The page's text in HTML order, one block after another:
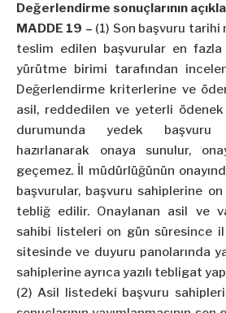
Değerlendirme sonuçlarının
MADDE 19 – (1) Son başvuru
teslim edilen başvurular en
yürütme birimi tarafından
Değerlendirme kriterlerine ve
asil, reddedilen ve yeterli
durumunda yedek başvuru
hazırlanarak onaya sunulur,
geçemez. İl müdürlüğünün
başvurular, başvuru sahiplerine on
tebliğ edilir. Onaylanan asil ve
sahibi listeleri on gün süresince
sitesinde ve duyuru panolarında
sahiplerine ayrıca yazılı tebligat
(2) Asil listedeki başvuru